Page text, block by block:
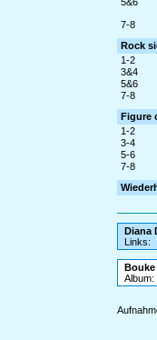
7-8
Rock
1-2
3&4
5&6
7-8
Figure
1-2
3-4
5-6
7-8
Diana
Links:
Bouke
Album: